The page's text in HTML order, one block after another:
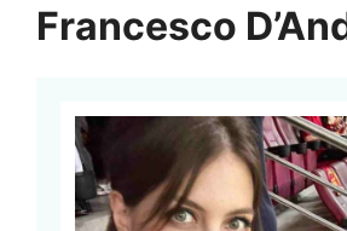
Francesco